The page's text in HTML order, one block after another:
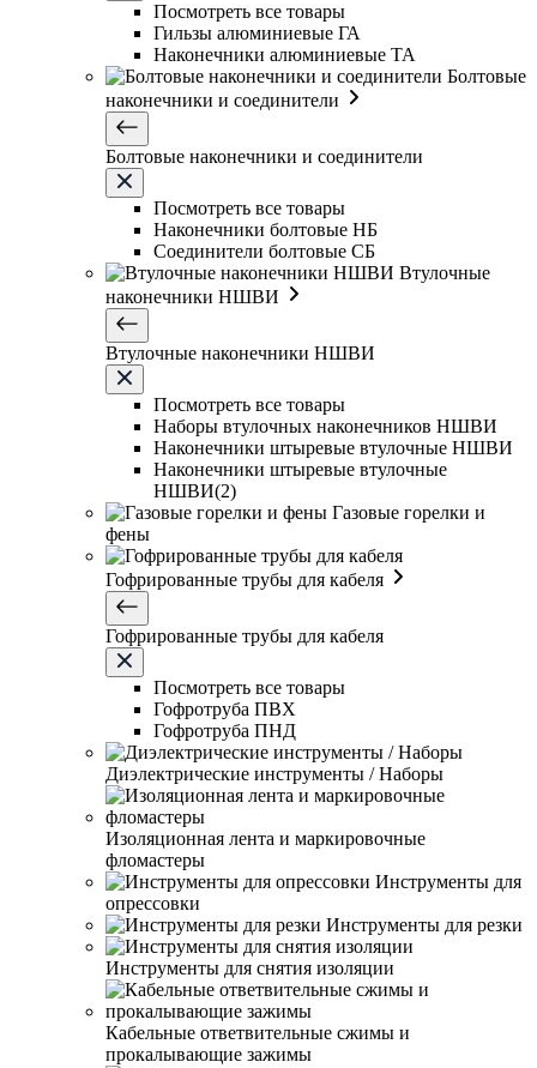
Посмотреть все товары
Гильзы алюминиевые ГА
Наконечники алюминиевые ТА
Болтовые
наконечники и соединители
Болтовые наконечники и соединители
Посмотреть все товары
Наконечники болтовые НБ
Соединители болтовые СБ
Втулочные
наконечники НШВИ
Втулочные наконечники НШВИ
Посмотреть все товары
Наборы втулочных наконечников НШВИ
Наконечники штыревые втулочные НШВИ
Наконечники штыревые втулочные
НШВИ(2)
Газовые горелки и
фены
Гофрированные трубы для кабеля
Гофрированные трубы для кабеля
Посмотреть все товары
Гофротруба ПВХ
Гофротруба ПНД
Диэлектрические инструменты / Наборы
Изоляционная лента и маркировочные
фломастеры
Инструменты для
опрессовки
Инструменты для резки
Инструменты для снятия изоляции
Кабельные ответвительные сжимы и
прокалывающие зажимы